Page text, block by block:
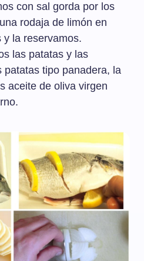
con sal gorda por los
rodaja de limón en
y la reservamos.
las patatas y las
patatas tipo panadera, la
aceite de oliva virgen